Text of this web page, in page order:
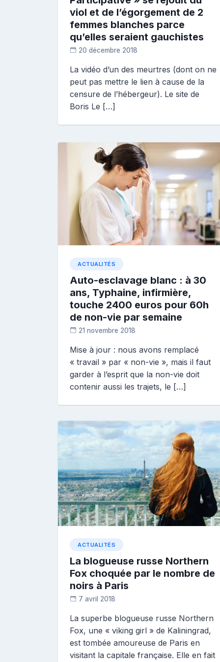
viol et de l’égorgement de 2
femmes blanches parce
qu’elles seraient gauchistes
20 décembre 2018
i
a
n
La vidéo d’un des meurtres (dont on ne
peut pas mettre le lien à cause de la
censure de l’hébergeur). Le site de
Boris Le […]
ACTUALITÉS
Auto-esclavage blanc : à 30
ans, Typhaine, infirmière,
touche 2400 euros pour 60h
de non-vie par semaine
21 novembre 2018
i
a
n
Mise à jour : nous avons remplacé
« travail » par « non-vie », mais il faut
garder à l’esprit que la non-vie doit
contenir aussi les trajets, le […]
ACTUALITÉS
La blogueuse russe Northern
Fox choquée par le nombre de
noirs à Paris
7 avril 2018
i
a
n
La superbe blogueuse russe Northern
Fox, une « viking girl » de Kaliningrad,
est tombée amoureuse de Paris en
visitant la capitale française. Elle en fait